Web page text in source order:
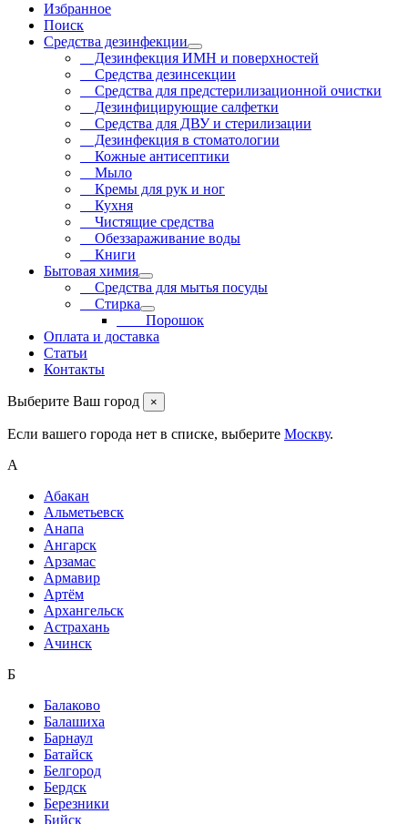
Избранное
Поиск
Средства дезинфекции
Дезинфекция ИМН и поверхностей
Средства дезинсекции
Средства для предстерилизационной очистки
Дезинфицирующие салфетки
Средства для ДВУ и cтерилизации
Дезинфекция в стоматологии
Кожные антисептики
Мыло
Кремы для рук и ног
Кухня
Чистящие средства
Обеззараживание воды
Книги
Бытовая химия
Средства для мытья посуды
Стирка
Порошок
Оплата и доставка
Статьи
Контакты
Выберите Ваш город ×
Если вашего города нет в списке, выберите Москву.
А
Абакан
Альметьевск
Анапа
Ангарск
Арзамас
Армавир
Артём
Архангельск
Астрахань
Ачинск
Б
Балаково
Балашиха
Барнаул
Батайск
Белгород
Бердск
Березники
Бийск